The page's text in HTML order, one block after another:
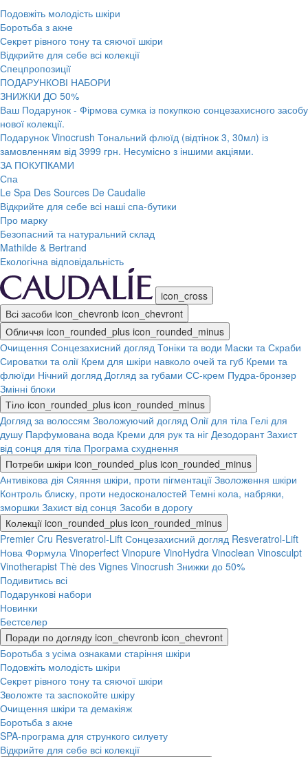
Подовжіть молодість шкіри
Боротьба з акне
Секрет рівного тону та сяючої шкіри
Відкрийте для себе всі колекції
Спецпропозиції
ПОДАРУНКОВІ НАБОРИ
ЗНИЖКИ ДО 50%
Ваш Подарунок - Фірмова сумка із покупкою сонцезахисного засобу
нової колекції.
Подарунок Vinocrush Тональний флюїд (відтінок 3, 30мл) із
замовленням від 3999 грн. Несумісно з іншими акціями.
ЗА ПОКУПКАМИ
Спа
Le Spa Des Sources De Caudalie
Відкрийте для себе всі наші спа-бутики
Про марку
Безопасний та натуральний склад
Mathilde & Bertrand
Екологічна відповідальність
icon_cross
Всі засоби icon_chevronb icon_chevront
Обличчя icon_rounded_plus icon_rounded_minus
Очищення Сонцезахисний догляд Тоніки та води Маски та Скраби
Сироватки та олії Крем для шкіри навколо очей та губ Креми та
флюїди Нічний догляд Догляд за губами СС-крем Пудра-бронзер
Змінні блоки
Тіло icon_rounded_plus icon_rounded_minus
Догляд за волоссям Зволожуючий догляд Олії для тіла Гелі для
душу Парфумована вода Креми для рук та ніг Дезодорант Захист
від сонця для тіла Програма схуднення
Потреби шкіри icon_rounded_plus icon_rounded_minus
Антивікова дія Сяяння шкіри, проти пігментації Зволоження шкіри
Контроль блиску, проти недосконалостей Темні кола, набряки,
зморшки Захист від сонця Засоби в дорогу
Колекції icon_rounded_plus icon_rounded_minus
Premier Cru Resveratrol-Lift Сонцезахисний догляд Resveratrol-Lift
Нова Формула Vinoperfect Vinopure VinoHydra Vinoclean Vinosculpt
Vinotherapist Thè des Vignes Vinocrush Знижки до 50%
Подивитись всі
Подарункові набори
Новинки
Бестселер
Поради по догляду icon_chevronb icon_chevront
Боротьба з усіма ознаками старіння шкіри
Подовжіть молодість шкіри
Секрет рівного тону та сяючої шкіри
Зволожте та заспокойте шкіру
Очищення шкіри та демакіяж
Боротьба з акне
SPA-програма для стрункого силуету
Відкрийте для себе всі колекції